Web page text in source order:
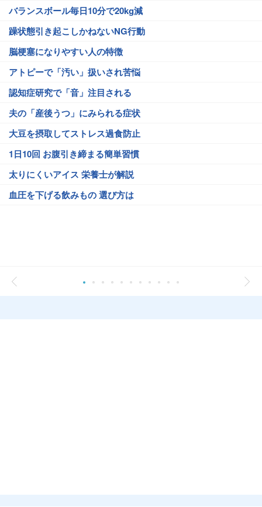
バランスボール毎日10分で20kg減
躁状態引き起こしかねないNG行動
脳梗塞になりやすい人の特徴
アトピーで「汚い」扱いされ苦悩
認知症研究で「音」注目される
夫の「産後うつ」にみられる症状
大豆を摂取してストレス過食防止
1日10回 お腹引き締まる簡単習慣
太りにくいアイス 栄養士が解説
血圧を下げる飲みもの 選び方は